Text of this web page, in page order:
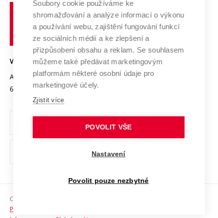
Výzkumné infrastruktury
Transfer znalostí
Open Science
Projekty
Projekty ze strukturálních fondů
Specifický výzkum
Spolupráce se školami
Služby univerzity
Mezinárodní dohody
Univerzitní sítě
Udržitelná univerzita
Podnikavá univerzita / ContriBUTe
Bezpečná univerzita
Vyznamenání
Organizační struktura
Ochrana osobních údajů
odkaz)
Sociální bezpečí
učení
technické
VYSOKÉ UČENÍ TECHNICKÉ V BRNĚ
Antonínská 548/1
602 00 Brno
www.vut.cz
vut@vutbr.cz
Copyright © 2026 VUT
Prohlášení o přístupnosti
Soubory cookie používáme ke
shromažďování a analýze informací o výkonu
a používání webu, zajištění fungování funkcí
ze sociálních médií a ke zlepšení a
přizpůsobení obsahu a reklam. Se souhlasem
můžeme také předávat marketingovým
platformám některé osobní údaje pro
marketingové účely.
Zjistit více
POVOLIT VŠE
Nastavení
Povolit pouze nezbytné